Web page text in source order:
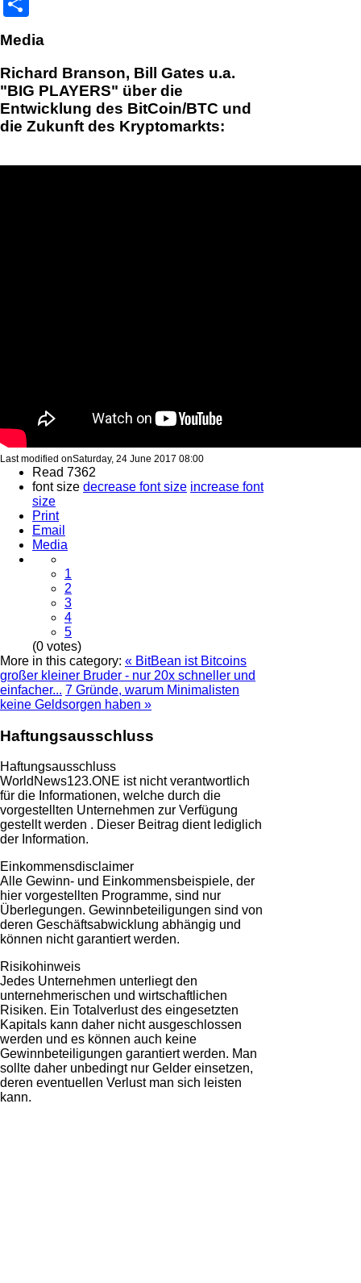
Media
Richard Branson, Bill Gates u.a.
"BIG PLAYERS" über die
Entwicklung des BitCoin/BTC und
die Zukunft des Kryptomarkts:
Last modified onSaturday, 24 June 2017 08:00
Read 7362
font size decrease font size increase font
size
Print
Email
Media
1
2
3
4
5
(0 votes)
More in this category: « BitBean ist Bitcoins
großer kleiner Bruder - nur 20x schneller und
einfacher... 7 Gründe, warum Minimalisten
keine Geldsorgen haben »
Haftungsausschluss
Haftungsausschluss
WorldNews123.ONE ist nicht verantwortlich
für die Informationen, welche durch die
vorgestellten Unternehmen zur Verfügung
gestellt werden . Dieser Beitrag dient lediglich
der Information.
Einkommensdisclaimer
Alle Gewinn- und Einkommensbeispiele, der
hier vorgestellten Programme, sind nur
Überlegungen. Gewinnbeteiligungen sind von
deren Geschäftsabwicklung abhängig und
können nicht garantiert werden.
Risikohinweis
Jedes Unternehmen unterliegt den
unternehmerischen und wirtschaftlichen
Risiken. Ein Totalverlust des eingesetzten
Kapitals kann daher nicht ausgeschlossen
werden und es können auch keine
Gewinnbeteiligungen garantiert werden. Man
sollte daher unbedingt nur Gelder einsetzen,
deren eventuellen Verlust man sich leisten
kann.